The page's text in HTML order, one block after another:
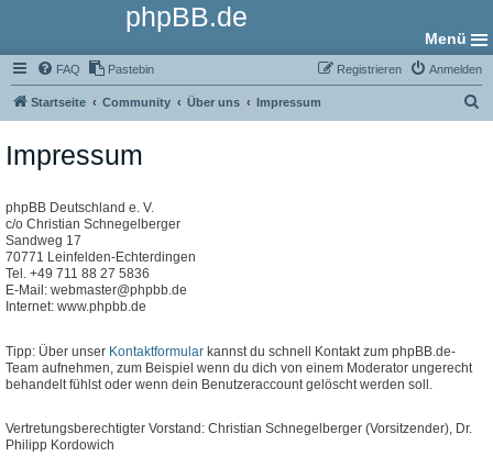
phpBB.de
Menü
FAQ Pastebin Anmelden
Registrieren
Startseite Community Über uns Impressum
Impressum
phpBB Deutschland e. V.
c/o Christian Schnegelberger
Sandweg 17
70771 Leinfelden-Echterdingen
Tel. +49 711 88 27 5836
E-Mail: webmaster@phpbb.de
Internet: www.phpbb.de
Tipp: Über unser Kontaktformular kannst du schnell Kontakt zum phpBB.de-
Team aufnehmen, zum Beispiel wenn du dich von einem Moderator ungerecht
behandelt fühlst oder wenn dein Benutzeraccount gelöscht werden soll.
Vertretungsberechtigter Vorstand: Christian Schnegelberger (Vorsitzender), Dr.
Philipp Kordowich